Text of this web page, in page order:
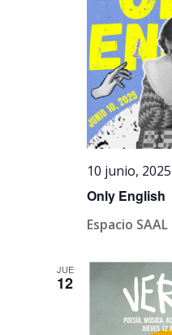
Only English
10 junio,
Espacio SAAL
JUE
12